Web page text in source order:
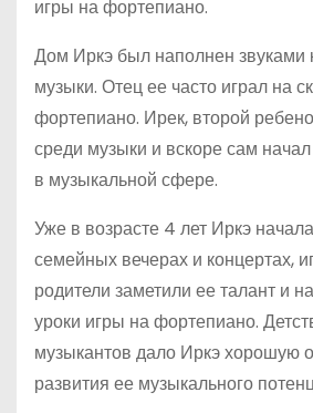
игры на фортепиано.
Дом Иркэ был наполнен звуками
музыки. Отец ее часто играл на
фортепиано. Ирек, второй
среди музыки и вскоре сам
в музыкальной сфере.
Уже в возрасте 4 лет Иркэ
семейных вечерах и концертах,
родители заметили ее талант и
уроки игры на фортепиано.
музыкантов дало Иркэ хорошую
развития ее музыкального